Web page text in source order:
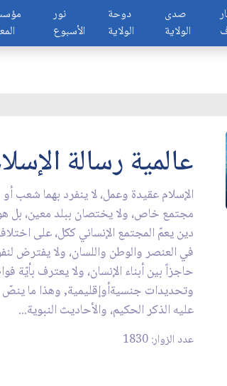
نور
الأسبوع
دوحة
الولاية
صدى
الولاية
عالمية رسالة
الإسلام عقيدة وعمل، لا ينفرد بهما شعب أو
مجتمع خاص، ولا يختصان ببلد معين، بل
دين يعمّ المجتمع الإنساني ككل، على
في العنصر والوطن واللسان، ولا يفترض
حاجزاً بين أبناء الإنسان، ولا يعترف بأيّة
وتحديدات جنسيةأوإقليمية, وهذا ما ينصّ
عليه الذكر الحكيم، والأحاديث النبوية...
عدد الزوار: 1830